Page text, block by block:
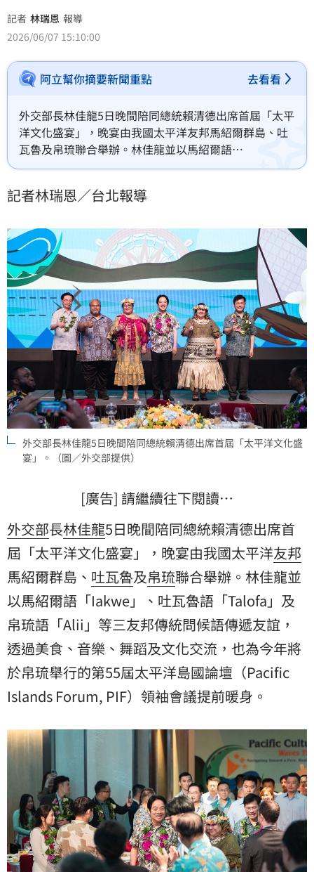
記者 林瑞恩 報導
2026/06/07 15:10:00
阿立幫你摘要新聞重點 去看看
外交部長林佳龍5日晚間陪同總統賴清德出席首屆「太平
洋文化盛宴」，晚宴由我國太平洋友邦馬紹爾群島、吐
瓦魯及帛琉聯合舉辦。林佳龍並以馬紹爾語
「Iakwe」、吐瓦魯語「Talofa」及帛琉語「Alii」等三
化交流，也為今年將於帛琉舉行的第55屆太平洋島國論
記者林瑞恩／台北報導
外交部長林佳龍5日晚間陪同總統賴清德出席首屆「太平洋文化盛
宴」。（圖／外交部提供）
[廣告] 請繼續往下閱讀…
外交部長林佳龍5日晚間陪同總統賴清德出席首
屆「太平洋文化盛宴」，晚宴由我國太平洋友邦
馬紹爾群島 、 吐瓦魯及帛琉聯合舉辦。林佳龍並
以馬紹爾語「Iakwe」、吐瓦魯語「Talofa」及
帛琉語「Alii」等三友邦傳統問候語傳遞友誼，
透過美食、音樂、舞蹈及文化交流，也為今年將
於帛琉舉行的第55屆太平洋島國論壇（Pacific
Islands Forum, PIF）領袖會議提前暖身。